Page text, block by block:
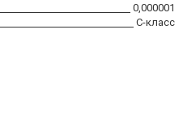
0,000001
C-класс